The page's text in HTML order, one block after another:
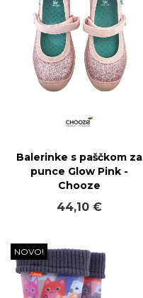
Balerinke s paščkom za
punce Glow Pink -
Chooze
44,10 €
NOVO!